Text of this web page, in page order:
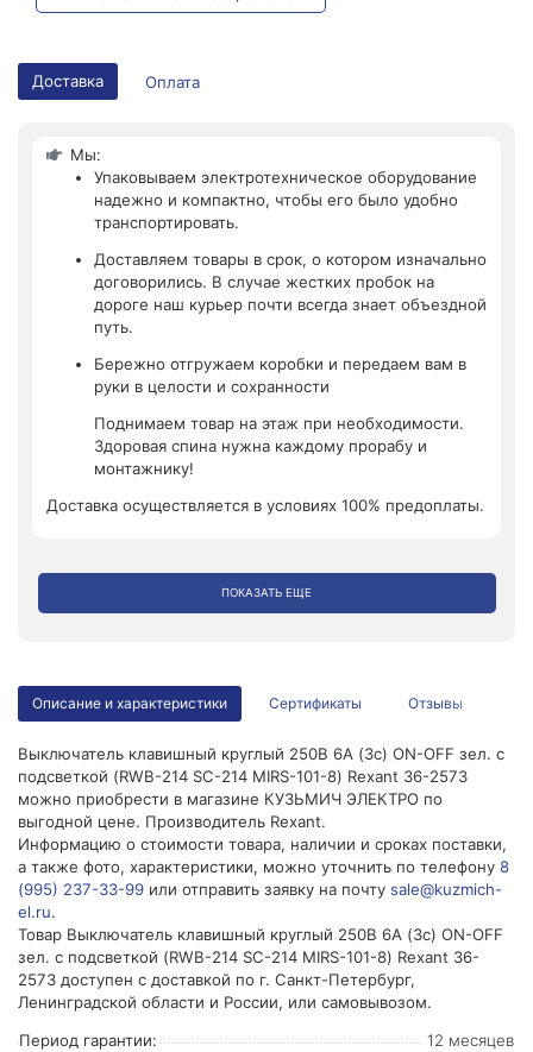
Доставка Оплата
Мы:
Упаковываем электротехническое оборудование
надежно и компактно, чтобы его было удобно
транспортировать.
Доставляем товары в срок, о котором изначально
договорились. В случае жестких пробок на
дороге наш курьер почти всегда знает объездной
путь.
Бережно отгружаем коробки и передаем вам в
руки в целости и сохранности
Поднимаем товар на этаж при необходимости.
Здоровая спина нужна каждому прорабу и
монтажнику!
Доставка осуществляется в условиях 100% предоплаты.
ПОКАЗАТЬ ЕЩЕ
Описание и характеристики Сертификаты Отзывы
Выключатель клавишный круглый 250В 6А (3с) ON-OFF зел. с
подсветкой (RWB-214 SC-214 MIRS-101-8) Rexant 36-2573
можно приобрести в магазине КУЗЬМИЧ ЭЛЕКТРО по
выгодной цене. Производитель Rexant.
Информацию о стоимости товара, наличии и сроках поставки,
а также фото, характеристики, можно уточнить по телефону 8
(995) 237-33-99 или отправить заявку на почту sale@kuzmich-
el.ru.
Товар Выключатель клавишный круглый 250В 6А (3с) ON-OFF
зел. с подсветкой (RWB-214 SC-214 MIRS-101-8) Rexant 36-
2573 доступен с доставкой по г. Санкт-Петербург,
Ленинградской области и России, или самовывозом.
Период гарантии:
12 месяцев